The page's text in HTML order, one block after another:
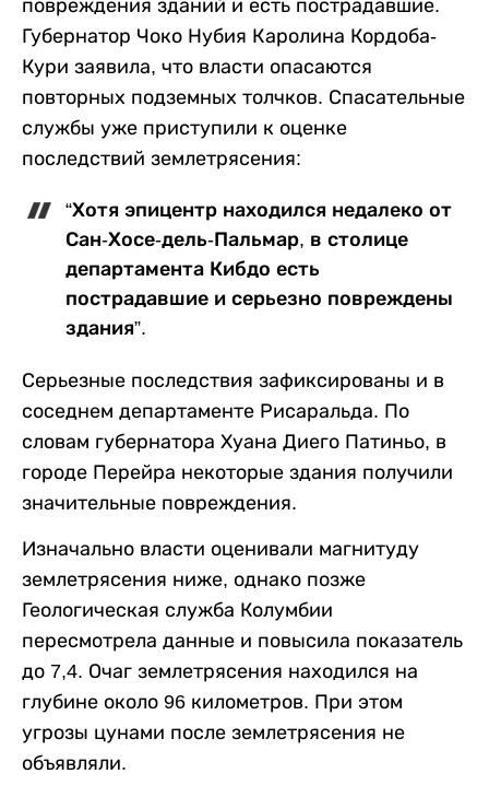
повреждения зданий и есть пострадавшие.
Губернатор Чоко Нубия Каролина Кордоба-
Кури заявила, что власти опасаются
повторных подземных толчков. Спасательные
службы уже приступили к оценке
последствий землетрясения:
“Хотя эпицентр находился недалеко от
Сан-Хосе-дель-Пальмар, в столице
департамента Кибдо есть
пострадавшие и серьезно повреждены
здания”.
Серьезные последствия зафиксированы и в
соседнем департаменте Рисаральда. По
словам губернатора Хуана Диего Патиньо, в
городе Перейра некоторые здания получили
значительные повреждения.
Изначально власти оценивали магнитуду
землетрясения ниже, однако позже
Геологическая служба Колумбии
пересмотрела данные и повысила показатель
до 7,4. Очаг землетрясения находился на
глубине около 96 километров. При этом
угрозы цунами после землетрясения не
объявляли.